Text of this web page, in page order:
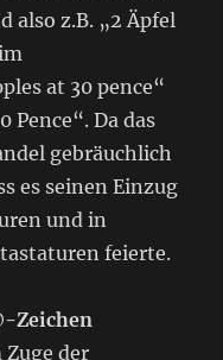
also z.B. „2 Äpfel
at 30 pence“
Pence“. Da das
gebräuchlich
es seinen Einzug
und in
feierte.
Zeichen
Zuge der